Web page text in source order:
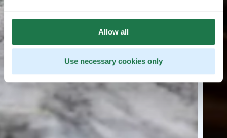
Allow all
Use necessary cookies only